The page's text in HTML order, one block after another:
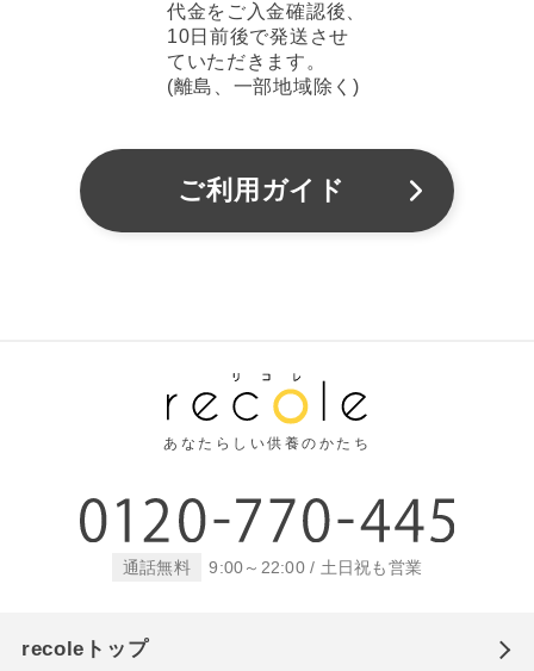
代金をご入金確認後、
10日前後で発送させ
ていただきます。
(離島、一部地域除く)
ご利用ガイド
あなたらしい供養のかたち
通話無料 9:00～22:00 / 土日祝も営業
recoleトップ